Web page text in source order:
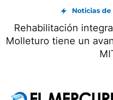
Noticias
MIT recuerda que
Pasaje está